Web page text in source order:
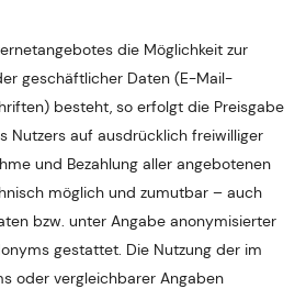
die Möglichkeit zur
geschäftlicher Daten (E-Mail-
besteht, so erfolgt die Preisgabe
Nutzers auf ausdrücklich freiwilliger
und Bezahlung aller angebotenen
möglich und zumutbar – auch
bzw. unter Angabe anonymisierter
gestattet. Die Nutzung der im
oder vergleichbarer Angaben